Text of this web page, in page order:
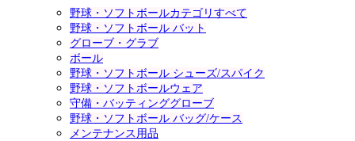
野球・ソフトボールカテゴリすべて
野球・ソフトボール バット
グローブ・グラブ
ボール
野球・ソフトボール シューズ/スパイク
野球・ソフトボールウェア
守備・バッティンググローブ
野球・ソフトボール バッグ/ケース
メンテナンス用品